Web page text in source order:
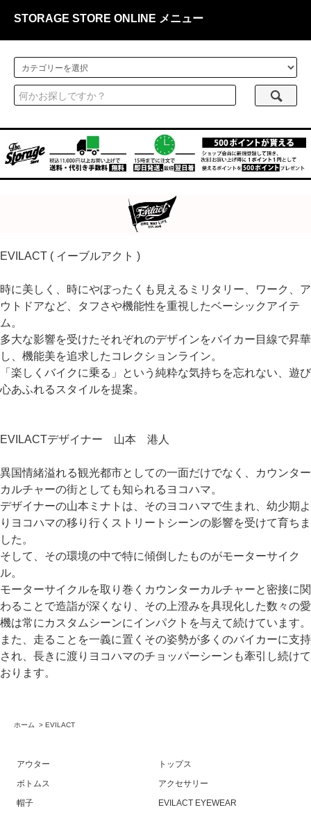
STORAGE STORE ONLINE メニュー
EVILACT ( イーブルアクト )
時に美しく、時にやぼったくも見えるミリタリー、ワーク、ア
ウトドアなど、タフさや機能性を重視したベーシックアイテ
ム。
多大な影響を受けたそれぞれのデザインをバイカー目線で昇華
し、機能美を追求したコレクションライン。
「楽しくバイクに乗る」という純粋な気持ちを忘れない、遊び
心あふれるスタイルを提案。
EVILACTデザイナー 山本 港人
異国情緒溢れる観光都市としての一面だけでなく、カウンター
カルチャーの街としても知られるヨコハマ。
デザイナーの山本ミナトは、そのヨコハマで生まれ、幼少期よ
りヨコハマの移り行くストリートシーンの影響を受けて育ちま
した。
そして、その環境の中で特に傾倒したものがモーターサイク
ル。
モーターサイクルを取り巻くカウンターカルチャーと密接に関
わることで造詣が深くなり、その上澄みを具現化した数々の愛
機は常にカスタムシーンにインパクトを与えて続けています。
また、走ることを一義に置くその姿勢が多くのバイカーに支持
され、長きに渡りヨコハマのチョッパーシーンも牽引し続けて
おります。
ホーム > EVILACT
アウター
トップス
ボトムス
アクセサリー
帽子
EVILACT EYEWEAR